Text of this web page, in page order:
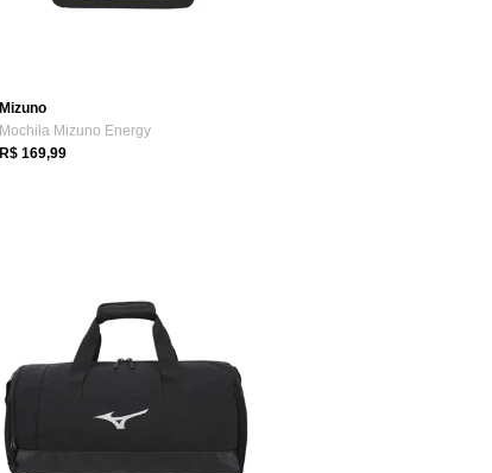
Mizuno
Mochila Mizuno Energy
R$ 169,99